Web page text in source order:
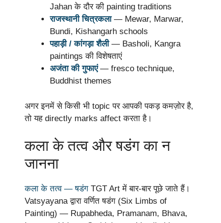
Jahan के दौर की painting traditions
राजस्थानी चित्रकला— Mewar, Marwar,
Bundi, Kishangarh schools
पहाड़ी / कांगड़ा शैली— Basholi, Kangra
paintings की विशेषताएं
अजंता की गुफाएं— fresco technique,
Buddhist themes
अगर इनमें से किसी भी topic पर आपकी पकड़ कमज़ोर है,
तो यह directly marks affect करता है।
कला के तत्व और षडंग का न
जानना
कला के तत्व — षडंग TGT Art में बार-बार पूछे जाते हैं।
Vatsyayana द्वारा वर्णित षडंग (Six Limbs of
Painting) — Rupabheda, Pramanam, Bhava,